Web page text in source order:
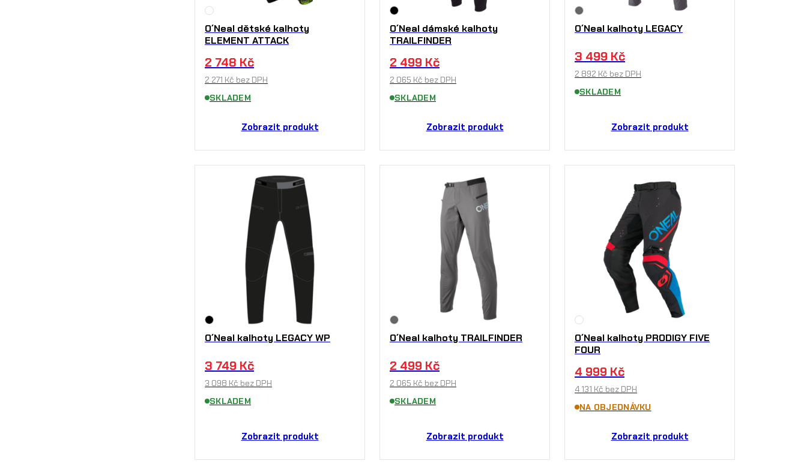
O´Neal dětské kalhoty
ELEMENT ATTACK
2 748 Kč
2 271 Kč bez DPH
SKLADEM
Zobrazit produkt
O´Neal dámské kalhoty
TRAILFINDER
2 499 Kč
2 065 Kč bez DPH
SKLADEM
Zobrazit produkt
O´Neal kalhoty LEGACY
3 499 Kč
2 892 Kč bez DPH
SKLADEM
Zobrazit produkt
O´Neal kalhoty LEGACY WP
3 749 Kč
3 098 Kč bez DPH
SKLADEM
Zobrazit produkt
O´Neal kalhoty TRAILFINDER
2 499 Kč
2 065 Kč bez DPH
SKLADEM
Zobrazit produkt
O´Neal kalhoty PRODIGY FIVE
FOUR
4 999 Kč
4 131 Kč bez DPH
NA OBJEDNÁVKU
Zobrazit produkt